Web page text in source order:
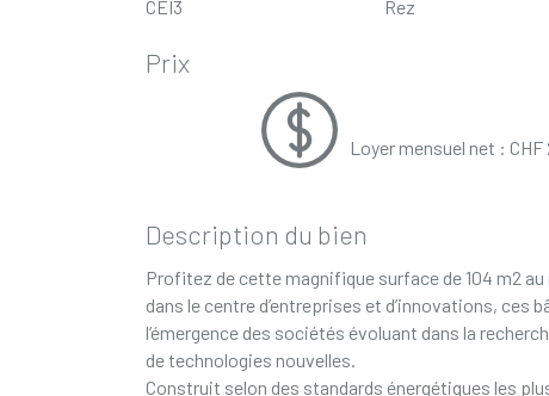
CEI3 Rez
Prix
Loyer mensuel net :
Description du bien
Profitez de cette magnifique surface de 104 m2
dans le centre d’entreprises et d’innovations,
l’émergence des sociétés évoluant dans la
de technologies nouvelles.
Construit selon des standards énergétiques les